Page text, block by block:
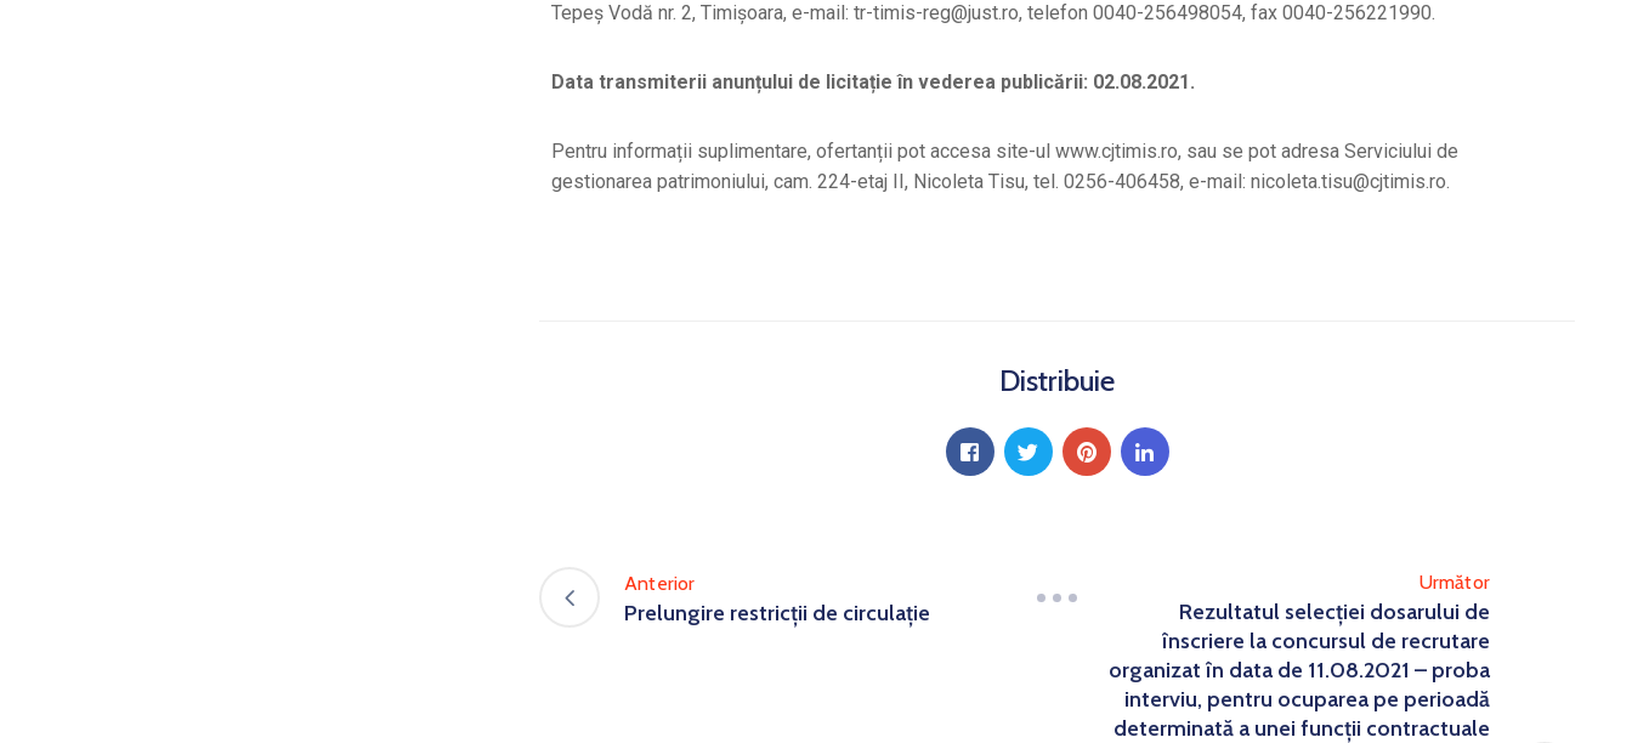
Tepeş Vodă nr. 2, Timișoara, e-mail: tr-timis-reg@just.ro, telefon 0040-256498054, fax 0040-256221990.
Data transmiterii anunțului de licitație în vederea publicării: 02.08.2021.
Pentru informații suplimentare, ofertanții pot accesa site-ul www.cjtimis.ro, sau se pot adresa Serviciului de
gestionarea patrimoniului, cam. 224-etaj II, Nicoleta Tisu, tel. 0256-406458, e-mail: nicoleta.tisu@cjtimis.ro.
Distribuie
Anterior
Prelungire restricții de circulație
Următor
Rezultatul selecției dosarului de
înscriere la concursul de recrutare
organizat în data de 11.08.2021 – proba
interviu, pentru ocuparea pe perioadă
determinată a unei funcții contractuale